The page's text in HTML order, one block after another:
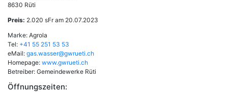
8630 Rüti
Preis: 2.020 sFr am 20.07.2023
Marke: Agrola
Tel: +41 55 251 53 53
eMail: gas.wasser@gwrueti.ch
Homepage: www.gwrueti.ch
Betreiber: Gemeindewerke Rüti
Öffnungszeiten: